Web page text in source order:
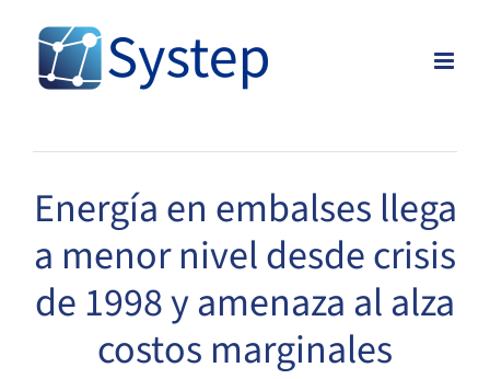
content
Energía en embalses llega
a menor nivel desde crisis
de 1998 y amenaza al alza
costos marginales